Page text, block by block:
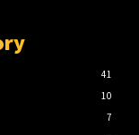
41
10
7